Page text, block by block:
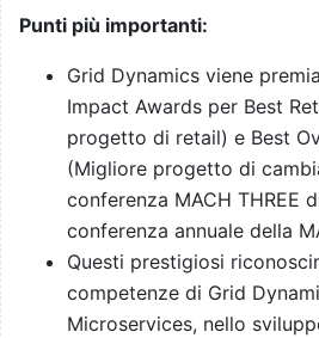
Punti più importanti:
Grid Dynamics viene
Impact Awards per Best
progetto di retail) e Best
(Migliore progetto di
conferenza MACH THREE
conferenza annuale della
Questi prestigiosi
competenze di Grid
Microservices, nello